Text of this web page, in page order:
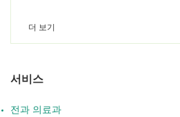
더 보기
서비스
전과 의료과